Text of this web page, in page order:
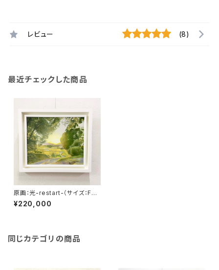
レビュー (8)
最近チェックした商品
原画：光-restart-（サイズ：F8
号（額縁含む縦450mm×横56
0mm×奥行45mm））
¥220,000
同じカテゴリの商品